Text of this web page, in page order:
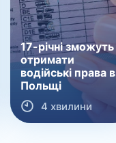
17-річні зможуть
отримати
водійські права в
Польщі
4 хвилини